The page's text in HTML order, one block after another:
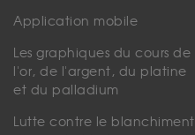
Application mobile
Les graphiques du cours de
l'or, de l'argent, du platine
et du palladium
Lutte contre le blanchiment